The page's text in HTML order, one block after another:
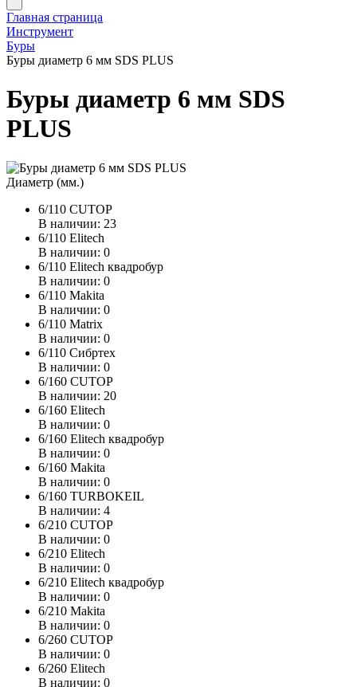
Главная страница
Инструмент
Буры
Буры диаметр 6 мм SDS PLUS
Буры диаметр 6 мм SDS
PLUS
Диаметр (мм.)
6/110 CUTOP
В наличии: 23
6/110 Elitech
В наличии: 0
6/110 Elitech квадробур
В наличии: 0
6/110 Makita
В наличии: 0
6/110 Matrix
В наличии: 0
6/110 Сибртех
В наличии: 0
6/160 CUTOP
В наличии: 20
6/160 Elitech
В наличии: 0
6/160 Elitech квадробур
В наличии: 0
6/160 Makita
В наличии: 0
6/160 TURBOKEIL
В наличии: 4
6/210 CUTOP
В наличии: 0
6/210 Elitech
В наличии: 0
6/210 Elitech квадробур
В наличии: 0
6/210 Makita
В наличии: 0
6/260 CUTOP
В наличии: 0
6/260 Elitech
В наличии: 0